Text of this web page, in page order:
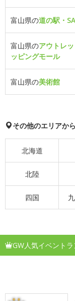
富山県の道の駅・
富山県のアウトレ
ッピングモール
富山県の美術館
その他のエリアか
北海道
北陸
四国
GW人気イベント